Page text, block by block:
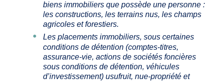
biens immobiliers que possède une personne :
les constructions, les terrains nus, les champs
agricoles et forestiers.
Les placements immobiliers, sous certaines
conditions de détention (comptes-titres,
assurance-vie, actions de sociétés foncières
sous conditions de détention, véhicules
d’investissement) usufruit, nue-propriété et